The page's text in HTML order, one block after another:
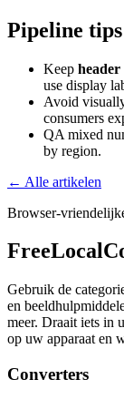
Pipeline tips
Keep header
use display
Avoid
consumers
QA mixed
by region.
← Alle artikelen
Browser-
Gebruik de
en
meer. Draait iets in
op uw apparaat en
Converters